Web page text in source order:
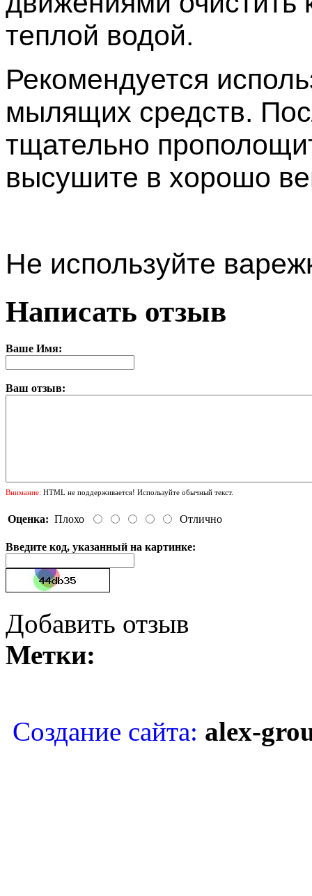
теплой водой.
Рекомендуется
мылящих средств.
тщательно
высушите в хорошо
Не используйте
Написать отзыв
Ваше Имя:
Ваш отзыв:
Внимание: HTML не поддерживается! Используйте обычный текст.
Оценка: Плохо Отлично
Введите код, указанный на картинке:
Добавить отзыв
Метки:
Создание сайта: alex-